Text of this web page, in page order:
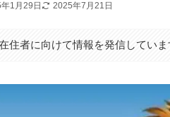
1月29日 2025年7月21日
住者に向けて情報を発信していま